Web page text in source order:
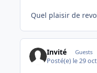
Quel plaisir de
Invité Guests
Posté(e) le 29